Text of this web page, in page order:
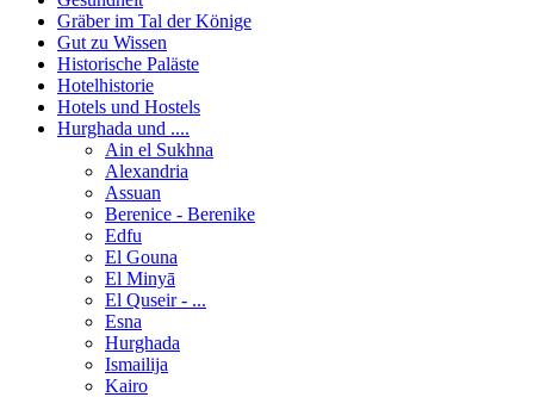
Gräber im Tal der Könige
Gut zu Wissen
Historische Paläste
Hotelhistorie
Hotels und Hostels
Hurghada und ....
Ain el Sukhna
Alexandria
Assuan
Berenice - Berenike
Edfu
El Gouna
El Minyā
El Quseir - ...
Esna
Hurghada
Ismailija
Kairo